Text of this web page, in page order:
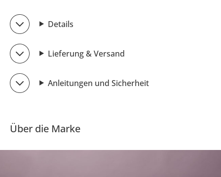
Details
Lieferung & Versand
Anleitungen und Sicherheit
Über die Marke